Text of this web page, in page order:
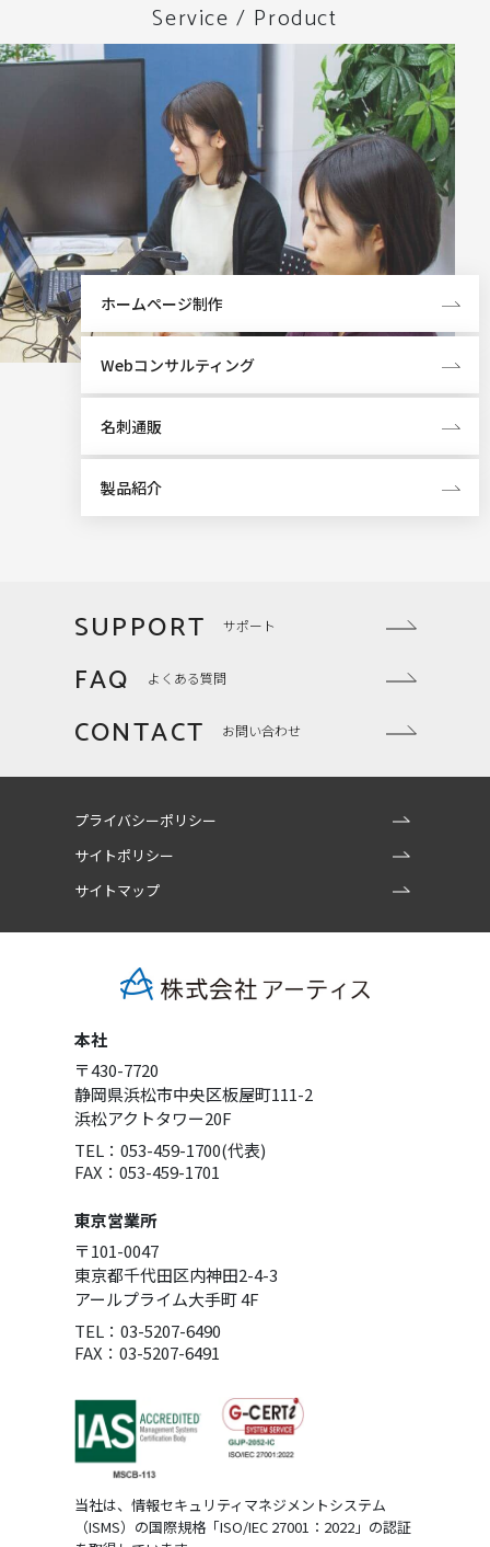
Service / Product
ホームページ制作
Webコンサルティング
名刺通販
製品紹介
SUPPORT サポート
FAQ よくある質問
CONTACT お問い合わせ
プライバシーポリシー
サイトポリシー
サイトマップ
本社
〒430-7720
静岡県浜松市中央区板屋町111-2
浜松アクトタワー20F
TEL：053-459-1700(代表)
FAX：053-459-1701
東京営業所
〒101-0047
東京都千代田区内神田2-4-3
アールプライム大手町 4F
TEL：03-5207-6490
FAX：03-5207-6491
当社は、情報セキュリティマネジメントシステム
（ISMS）の国際規格「ISO/IEC 27001：2022」の認証